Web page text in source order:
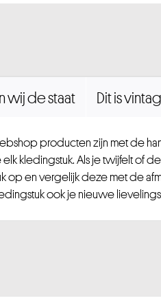
de staat Dit is
producten zijn met de
kledingstuk. Als je twijfelt of
op en vergelijk deze met de
ook je nieuwe